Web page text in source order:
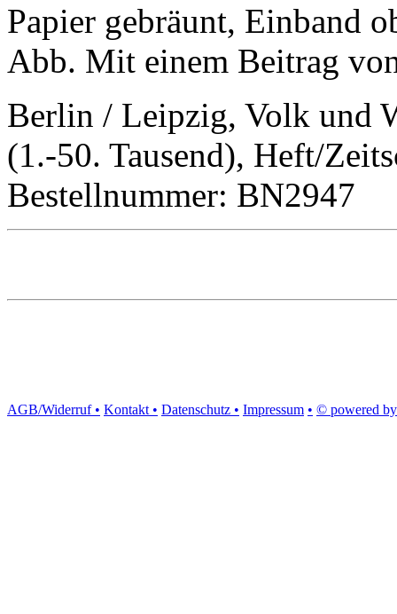
Papier gebräunt, Einband
Abb. Mit einem Beitrag
Berlin / Leipzig, Volk und
(1.-50. Tausend), Heft/
Bestellnummer: BN2947
AGB/Widerruf • Kontakt • Datenschutz • Impressum • © powered